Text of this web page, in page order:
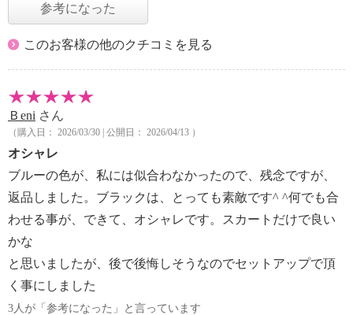
参考になった
このお客様の他のクチコミを見る
Ｂeni さん
（購入日： 2026/03/30 | 公開日： 2026/04/13 ）
オシャレ
ブルーの色が、私には似合わなかったので、残念ですが、
返品しました。ブラックは、とっても素敵です^ ^何でも合
わせる事が、できて、オシャレです。スカートだけで良い
かな
と思いましたが、後で後悔しそうなのでセットアップで頂
く事にしました
3人が「参考になった」と言っています